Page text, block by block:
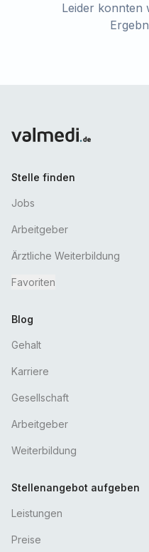
Leider konnten
Stelle finden
Jobs
Arbeitgeber
Ärztliche Weiterbildung
Favoriten
Blog
Gehalt
Karriere
Gesellschaft
Arbeitgeber
Weiterbildung
Stellenangebot aufgeben
Leistungen
Preise